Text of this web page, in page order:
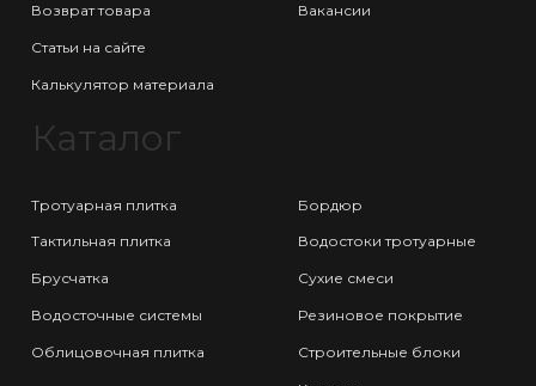
Возврат товара
Статьи на сайте
Калькулятор материала
Вакансии
Каталог
Тротуарная плитка
Тактильная плитка
Брусчатка
Водосточные системы
Облицовочная плитка
Бордюр
Водостоки тротуарные
Сухие смеси
Резиновое покрытие
Строительные блоки